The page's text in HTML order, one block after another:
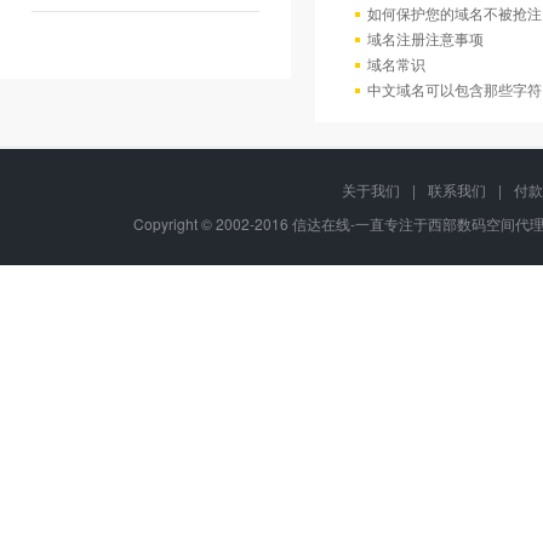
如何保护您的域名不被抢注
域名注册注意事项
域名常识
中文域名可以包含那些字
关于我们 | 联系我们 |
付
Copyright © 2002-2016 信达在线-一直专注于西部数码空间